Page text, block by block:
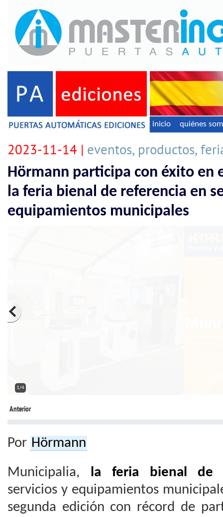
inicio quiénes
2023-11-14 | eventos, productos,
Hörmann participa con éxito en
la feria bienal de referencia en
equipamientos municipales
2/4
Anterior
Por Hörmann
Municipalia, la feria bienal de
servicios y equipamientos
segunda edición con récord de